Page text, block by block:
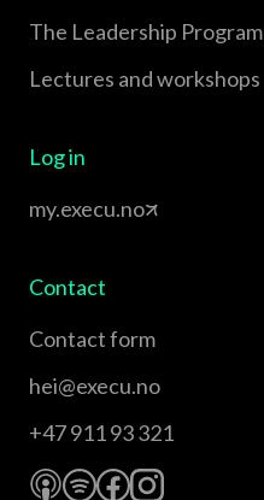
The Leadership Program
Lectures and workshops
Log in
my.execu.no
Contact
Contact form
hei@execu.no
+47 911 93 321